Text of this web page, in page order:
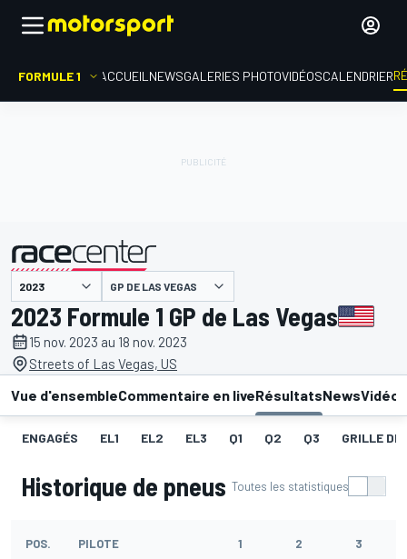
FORMULE 1 ACCUEIL NEWSGALERIES PHOTOVIDÉOSCALENDRIER
présenté par GP DE LAS VEGAS
2023 Formule 1 GP de Las Vegas
15 nov. 2023 au 18 nov. 2023
Streets of Las Vegas, US
Vue d'ensembleCommentaire en liveRésultatsNewsVidéos
ENGAGÉS EL1 EL2 EL3 Q1 Q2 Q3 GRILLE DE
Historique de pneus Toutes les statistiques
POS. PILOTE 1 2 3